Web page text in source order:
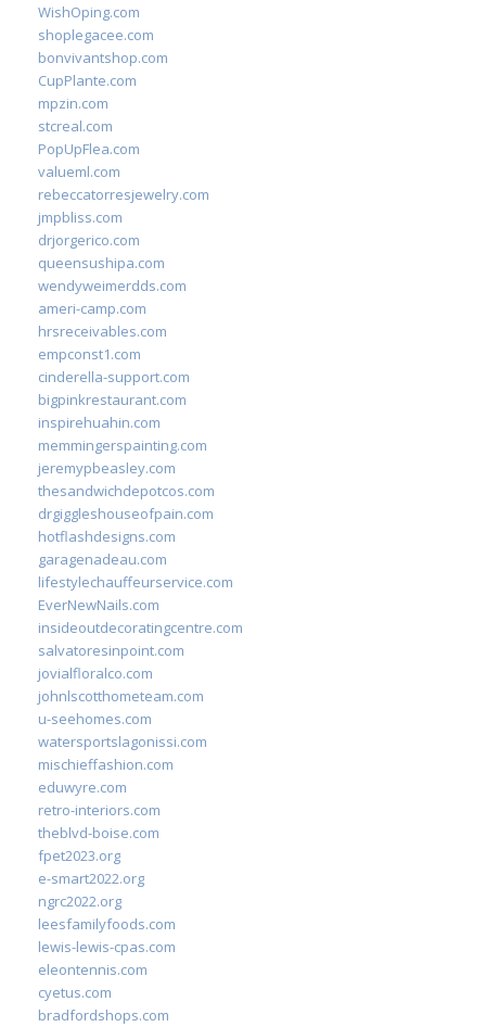
WishOping.com
shoplegacee.com
bonvivantshop.com
CupPlante.com
mpzin.com
stcreal.com
PopUpFlea.com
valueml.com
rebeccatorresjewelry.com
jmpbliss.com
drjorgerico.com
queensushipa.com
wendyweimerdds.com
ameri-camp.com
hrsreceivables.com
empconst1.com
cinderella-support.com
bigpinkrestaurant.com
inspirehuahin.com
memmingerspainting.com
jeremypbeasley.com
thesandwichdepotcos.com
drgiggleshouseofpain.com
hotflashdesigns.com
garagenadeau.com
lifestylechauffeurservice.com
EverNewNails.com
insideoutdecoratingcentre.com
salvatoresinpoint.com
jovialfloralco.com
johnlscotthometeam.com
u-seehomes.com
watersportslagonissi.com
mischieffashion.com
eduwyre.com
retro-interiors.com
theblvd-boise.com
fpet2023.org
e-smart2022.org
ngrc2022.org
leesfamilyfoods.com
lewis-lewis-cpas.com
eleontennis.com
cyetus.com
bradfordshops.com